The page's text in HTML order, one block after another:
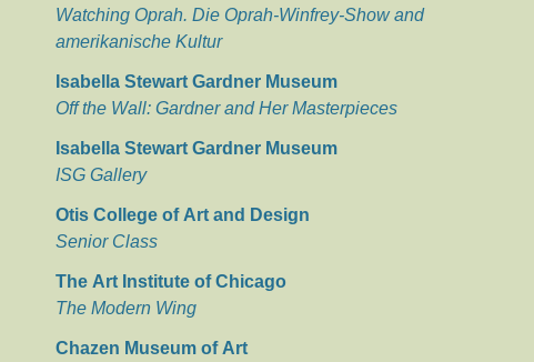
Watching Oprah. Die Oprah-Winfrey-Show and
amerikanische Kultur
Isabella Stewart Gardner Museum
Off the Wall: Gardner and Her Masterpieces
Isabella Stewart Gardner Museum
ISG Gallery
Otis College of Art and Design
Senior Class
The Art Institute of Chicago
The Modern Wing
Chazen Museum of Art